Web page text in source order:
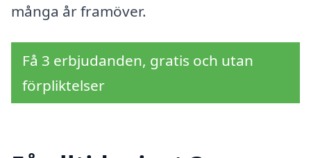
många år framöver.
Få 3 erbjudanden, gratis och utan
förpliktelser